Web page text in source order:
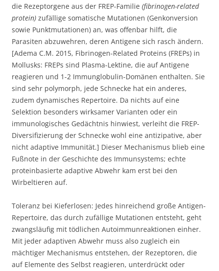
die Rezeptorgene aus der FREP-Familie (fibrinogen-related
protein) zufällige somatische Mutationen (Genkonversion
sowie Punktmutationen) an, was offenbar hilft, die
Parasiten abzuwehren, deren Antigene sich rasch ändern.
[Adema C.M. 2015, Fibrinogen-Related Proteins (FREPs) in
Mollusks: FREPs sind Plasma-Lektine, die auf Antigene
reagieren und 1-2 Immunglobulin-Domänen enthalten. Sie
sind sehr polymorph, jede Schnecke hat ein anderes,
zudem dynamisches Repertoire. Da nichts auf eine
Selektion besonders wirksamer Varianten oder ein
immunologisches Gedächtnis hinwiest, verleiht die FREP-
Diversifizierung der Schnecke wohl eine antizipative, aber
nicht adaptive Immunität.] Dieser Mechanismus blieb eine
Fußnote in der Geschichte des Immunsystems; echte
proteinbasierte adaptive Abwehr kam erst bei den
Wirbeltieren auf.
Toleranz bei Kieferlosen: Jedes hinreichend große Antigen-
Repertoire, das durch zufällige Mutationen entsteht, geht
zwangsläufig mit tödlichen Autoimmunreaktionen einher.
Mit jeder adaptiven Abwehr muss also zugleich ein
mächtiger Mechanismus entstehen, der Rezeptoren, die
auf Elemente des Selbst reagieren, unterdrückt oder